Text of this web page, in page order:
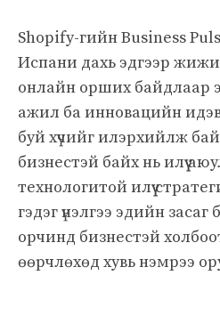
Shopify-гийн Business
Испани дахь эдгээр
онлайн орших байдлаар
ажил ба инновацийн
буй хүчийг илэрхийлж
бизнестэй байх нь илүү
технологитой илүү
гэдэг үнэлгээ эдийн
орчинд бизнестэй
өөрчлөхөд хувь нэмрээ